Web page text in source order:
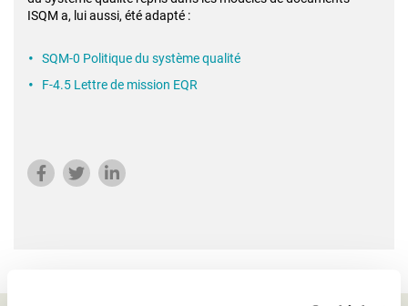
ISQM a, lui aussi, été adapté :
SQM-0 Politique du système qualité
F-4.5 Lettre de mission EQR